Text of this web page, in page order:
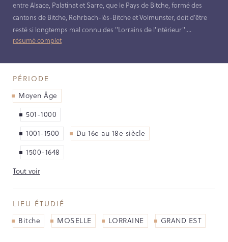
HISTOIRE DE L’INVENTAIRE
GÉNÉRAL
LES MÉTIERS DE L’INVENTAIRE
GÉNÉRAL
LES MEMBRES DE L’ÉQUIPE
NOS PARTENAIRES
LES SOUTIENS ACCORDÉS PAR LA
RÉGION
Opérations
Publications
CAHIERS DU PATRIMOINE
CLEFS DU PATRIMOINE
entre Alsace, Palatinat et Sarre, que le Pays de Bitche, formé des
cantons de Bitche, Rohrbach-lès-Bitche et Volmunster, doit d'être
resté si longtemps mal connu des "Lorrains de l'intérieur"....
résumé complet
PÉRIODE
Moyen Âge
501-1000
1001-1500
Du 16e au 18e siècle
1500-1648
Tout voir
LIEU ÉTUDIÉ
Bitche
MOSELLE LORRAINE GRAND EST